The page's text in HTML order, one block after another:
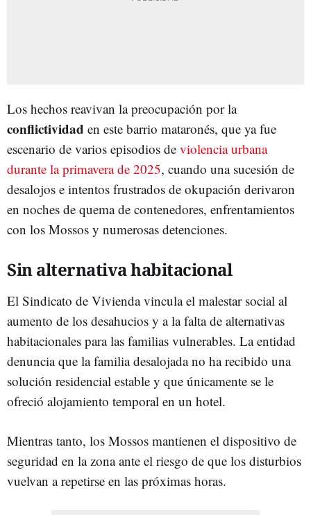
Los hechos reavivan la preocupación por la
conflictividad en este barrio mataronés, que ya fue
escenario de varios episodios de violencia urbana
durante la primavera de 2025, cuando una sucesión de
desalojos e intentos frustrados de okupación derivaron
en noches de quema de contenedores, enfrentamientos
con los Mossos y numerosas detenciones.
Sin alternativa habitacional
El Sindicato de Vivienda vincula el malestar social al
aumento de los desahucios y a la falta de alternativas
habitacionales para las familias vulnerables. La entidad
denuncia que la familia desalojada no ha recibido una
solución residencial estable y que únicamente se le
ofreció alojamiento temporal en un hotel.
Mientras tanto, los Mossos mantienen el dispositivo de
seguridad en la zona ante el riesgo de que los disturbios
vuelvan a repetirse en las próximas horas.